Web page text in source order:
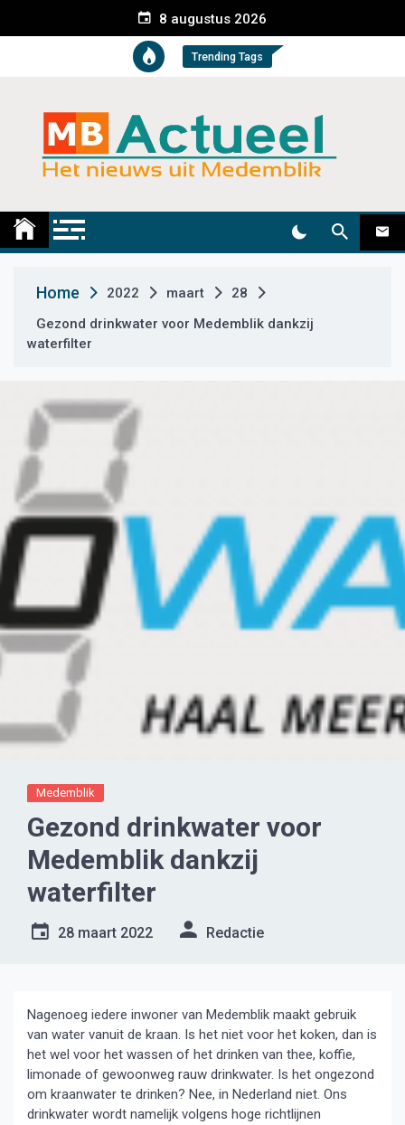
e
t
8 augustus 2026
Trending Tags
Medemblik Actueel
Home 2022 maart
28
Gezond drinkwater voor Medemblik dankzij
waterfilter
Medemblik
Gezond drinkwater voor
Medemblik dankzij
waterfilter
28 maart 2022 Redactie
Nagenoeg iedere inwoner van Medemblik maakt gebruik
van water vanuit de kraan. Is het niet voor het koken, dan is
het wel voor het wassen of het drinken van thee, koffie,
limonade of gewoonweg rauw drinkwater. Is het ongezond
om kraanwater te drinken? Nee, in Nederland niet. Ons
drinkwater wordt namelijk volgens hoge richtlijnen